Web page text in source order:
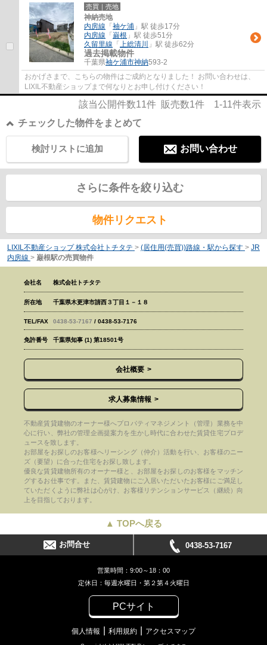
売買｜売地
神納売地
内房線 「 袖ケ浦 」駅 徒歩17分
内房線 「 巌根 」駅 徒歩51分
久留里線 「 上総清川 」駅 徒歩62分
過去掲載物件
千葉県袖ケ浦市神納593-2
おかげさまで、こちらの物件はご成約となりました！ お問い合わせは、
LIXIL不動産ショップまで何なりとお申し付けください！
該当公開件数11件 販売数1件 1-11件表示
チェックした物件をまとめて
お問い合わせ
検討リストに追加
さらに条件を絞り込む
物件リクエスト
LIXIL不動産ショップ 株式会社トチタテ > (居住用(売買))路線・駅から探す > JR
内房線 > 巌根駅の売買物件
会社名 株式会社トチタテ
所在地 千葉県木更津市請西３丁目１－１８
TEL/FAX 0438-53-7167 / 0438-53-7176
免許番号 千葉県知事 (1) 第18501号
会社概要
求人募集情報
不動産賃貸建物のオーナー様へプロパティマネジメント（管理）業務を中
心に行い、弊社の管理企画提案力を生かし時代に合わせた賃貸住宅プロデ
ュースを致します。
お部屋をお探しのお客様へリーシング（仲介）活動を行い、お客様のニー
ズ（要望）に合った住宅をお探し致します。
優良な賃貸建物所有のオーナー様と、お部屋をお探しのお客様をマッチン
グするお仕事です。また、賃貸建物にご入居いただいたお客様にご満足し
ていただくように弊社は心がけ、お客様リテンションサービス（継続）向
上を目指しております。
▲ TOPへ戻る
お問合せ 0438-53-7167
営業時間：9:00～18：00
定休日：毎週水曜日・第２第４火曜日
PCサイト
個人情報 利用規約 アクセスマップ